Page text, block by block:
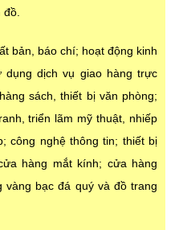
đồ.
bản, báo chí; hoạt động kinh
dịch vụ giao hàng trực
sách, thiết bị văn phòng;
triển lãm mỹ thuật, nhiếp
công nghệ thông tin; thiết bị
hàng mắt kính; cửa hàng
bạc đá quý và đồ trang